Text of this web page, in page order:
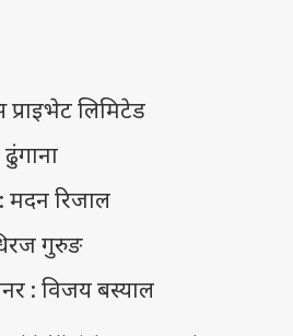
प्राइभेट लिमिटेड
मदन रिजाल
गुरुङ
: विजय बस्याल